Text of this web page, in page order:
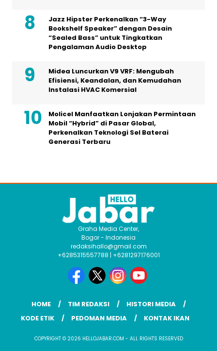
Jazz Hipster Perkenalkan “3-Way
Bookshelf Speaker” dengan Desain
“Sealed Bass” untuk Tingkatkan
Pengalaman Audio Desktop
Midea Luncurkan V9 VRF: Mengubah
Efisiensi, Keandalan, dan Kemudahan
Instalasi HVAC Komersial
Molicel Manfaatkan Lonjakan Permintaan
Mobil “Hybrid” di Pasar Global,
Perkenalkan Teknologi Sel Baterai
Generasi Terbaru
Graha Media Center,
Bogor - Indonesia
redaksihallo@gmail.com
+6285315557788 | +6281297176001
HOME TIM REDAKSI
HISTORI MEDIA
KODE ETIK
PEDOMAN MEDIA KONTAK IKAN
COPYRIGHT © 2026 HELLOJABAR.COM - ALL RIGHTS RESERVED